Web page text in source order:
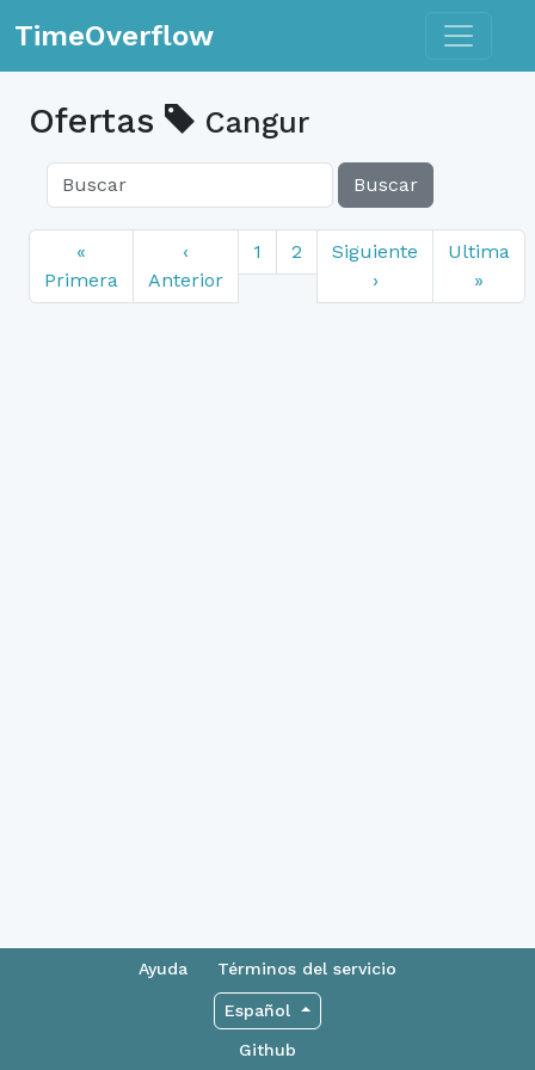
TimeOverflow Toggle
Ofertas Cangur
Buscar
«
Primera
‹
Anterior
1 2
Siguiente
›
Ultima
»
Ayuda Términos del servicio
Español
Github